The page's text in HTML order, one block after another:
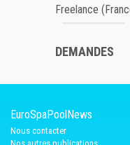
Freelance
DEMANDES
EuroSpaPoolNews
Nous contacter